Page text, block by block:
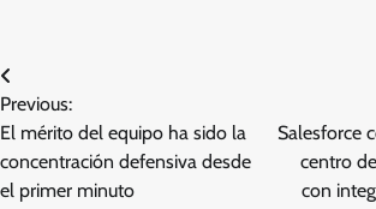
Post
navigation
Previous:
El mérito del equipo ha sido la
concentración defensiva desde
el primer minuto
Salesforce
centro
con